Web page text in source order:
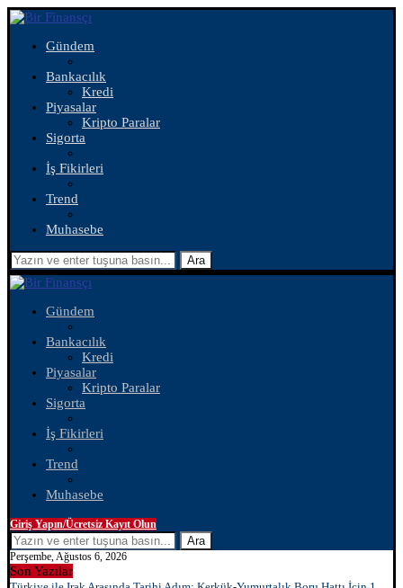
Gündem
Bankacılık
Kredi
Piyasalar
Kripto Paralar
Sigorta
İş Fikirleri
Trend
Muhasebe
Ara
Gündem
Bankacılık
Kredi
Piyasalar
Kripto Paralar
Sigorta
İş Fikirleri
Trend
Muhasebe
Giriş Yapın/Ücretsiz Kayıt Olun
Ara
Perşembe, Ağustos 6, 2026
Son Yazılar